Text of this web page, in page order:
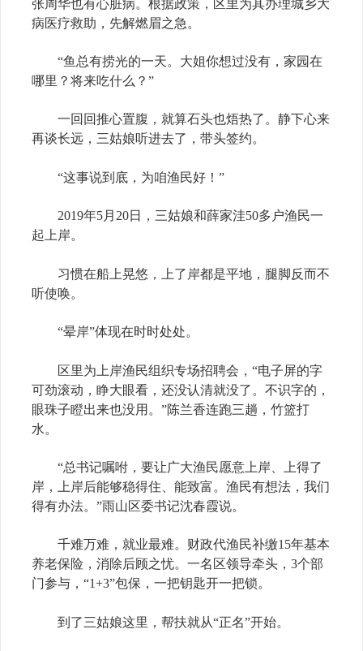
张周华也有心脏病。根据政策，区里为其办理城乡大
病医疗救助，先解燃眉之急。
“鱼总有捞光的一天。大姐你想过没有，家园在
哪里？将来吃什么？”
一回回推心置腹，就算石头也焐热了。静下心来
再谈长远，三姑娘听进去了，带头签约。
“这事说到底，为咱渔民好！”
2019年5月20日，三姑娘和薛家洼50多户渔民一
起上岸。
习惯在船上晃悠，上了岸都是平地，腿脚反而不
听使唤。
“晕岸”体现在时时处处。
区里为上岸渔民组织专场招聘会，“电子屏的字
可劲滚动，睁大眼看，还没认清就没了。不识字的，
眼珠子瞪出来也没用。”陈兰香连跑三趟，竹篮打
水。
“总书记嘱咐，要让广大渔民愿意上岸、上得了
岸，上岸后能够稳得住、能致富。渔民有想法，我们
得有办法。”雨山区委书记沈春霞说。
千难万难，就业最难。财政代渔民补缴15年基本
养老保险，消除后顾之忧。一名区领导牵头，3个部
门参与，“1+3”包保，一把钥匙开一把锁。
到了三姑娘这里，帮扶就从“正名”开始。